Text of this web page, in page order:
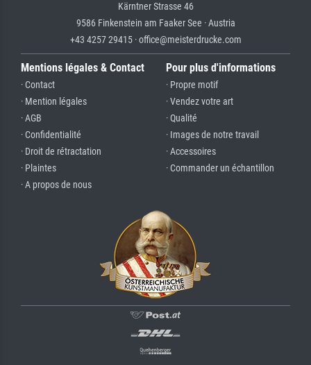
Kärntner Strasse 46
9586 Finkenstein am Faaker See · Austria
+43 4257 29415 · office@meisterdrucke.com
Mentions légales & Contact
· Contact
· Mention légales
· AGB
· Confidentialité
· Droit de rétractation
· Plaintes
· A propos de nous
Pour plus d'informations
· Propre motif
· Vendez votre art
· Qualité
· Images de notre travail
· Accessoires
· Commander un échantillon